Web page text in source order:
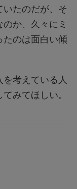
いたのだが、そ
か、久々にミ
たのは面白い傾
考えている人
みてほしい。